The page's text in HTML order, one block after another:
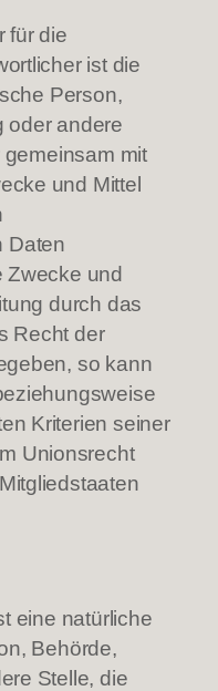
für die
ist die
Person,
oder andere
gemeinsam mit
und Mittel
Daten
Zwecke und
durch das
Recht der
so kann
Kriterien seiner
Unionsrecht
eine natürliche
Behörde,
Stelle, die